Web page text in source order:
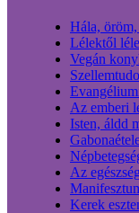
Hála,
Lélektől
Vegán
Az emberi
Isten, áldd
Az
Kerek